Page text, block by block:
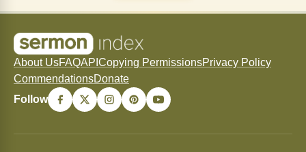
About UsFAQAPI Copying PermissionsPrivacy Policy
CommendationsDonate
Follow